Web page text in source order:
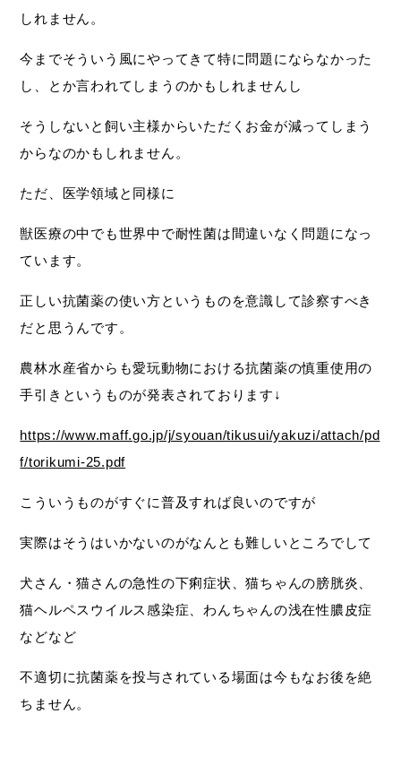
しれません。
今までそういう風にやってきて特に問題にならなかった
し、とか言われてしまうのかもしれませんし
そうしないと飼い主様からいただくお金が減ってしまう
からなのかもしれません。
ただ、医学領域と同様に
獣医療の中でも世界中で耐性菌は間違いなく問題になっ
ています。
正しい抗菌薬の使い方というものを意識して診察すべき
だと思うんです。
農林水産省からも愛玩動物における抗菌薬の慎重使用の
手引きというものが発表されております↓
https://www.maff.go.jp/j/syouan/tikusui/yakuzi/attach/pd
f/torikumi-25.pdf
こういうものがすぐに普及すれば良いのですが
実際はそうはいかないのがなんとも難しいところでして
犬さん・猫さんの急性の下痢症状、猫ちゃんの膀胱炎、
猫ヘルペスウイルス感染症、わんちゃんの浅在性膿皮症
などなど
不適切に抗菌薬を投与されている場面は今もなお後を絶
ちません。